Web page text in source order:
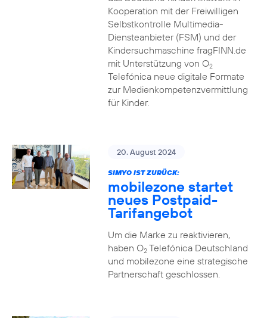
Kooperation mit der Freiwilligen
Selbstkontrolle Multimedia-
Diensteanbieter (FSM) und der
Kindersuchmaschine fragFINN.de
mit Unterstützung von O2
Telefónica neue digitale Formate
zur Medienkompetenzvermittlung
für Kinder.
20. August 2024
SIMYO IST ZURÜCK:
mobilezone startet
neues Postpaid-
Tarifangebot
Um die Marke zu reaktivieren,
haben O2Telefónica Deutschland
und mobilezone eine strategische
Partnerschaft geschlossen.